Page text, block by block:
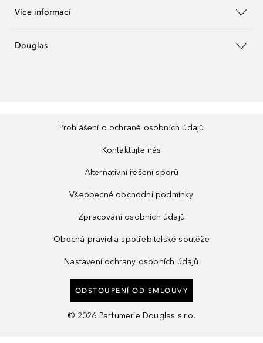
Více informací
Douglas
Prohlášení o ochraně osobních údajů
Kontaktujte nás
Alternativní řešení sporů
Všeobecné obchodní podmínky
Zpracování osobních údajů
Obecná pravidla spotřebitelské soutěže
Nastavení ochrany osobních údajů
ODSTOUPENÍ OD SMLOUVY
© 2026 Parfumerie Douglas s.r.o.